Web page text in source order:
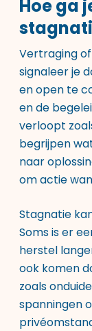
Hoe ga
Vertraging
signaleer je
en open te
en de
verloopt
begrijpen
naar
om actie
Stagnatie
Soms is er
herstel
ook komen
zoals
spanningen